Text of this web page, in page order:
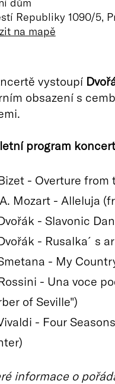
Republiky 1090/5,
na mapě
vystoupí
obsazení s
program
- Overture from
Mozart - Alleluja
- Slavonic
- Rusalka´s
- My
- Una voce
of Seville")
- Four
informace o